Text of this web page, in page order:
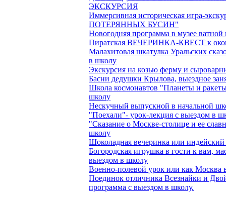
ЭКСКУРСИЯ
Иммерсивная историческая игра-
ПОТЕРЯННЫХ БУСИН"
Новогодняя программа в музее
Пиратская ВЕЧЕРИНКА-КВЕСТ к
Малахитовая шкатулка Уральских
в школу
Экскурсия на козью ферму и
Басни дедушки Крылова, выездное
Школа космонавтов "Планеты и
школу
Нескучный выпускной в начальной
"Поехали"- урок-лекция с выездом в
"Сказание о Москве-столице и ее
школу
Шоколадная вечеринка или индейский
Богородская игрушка в гости к вам,
выездом в школу
Военно-полевой урок или как Москва
Поединок отличника Всезнайки и
программа с выездом в школу.